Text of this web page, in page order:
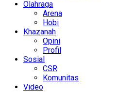
Olahraga
Arena
Hobi
Khazanah
Opini
Profil
Sosial
CSR
Komunitas
Video